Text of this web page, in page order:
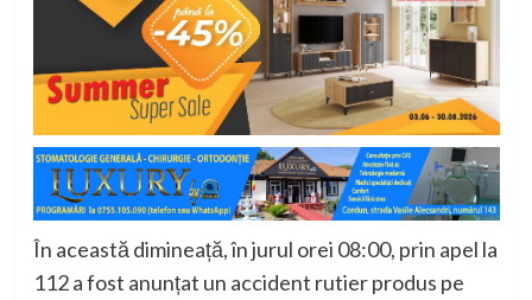
În această dimineață, în jurul orei 08:00, prin apel la
112 a fost anunțat un accident rutier produs pe